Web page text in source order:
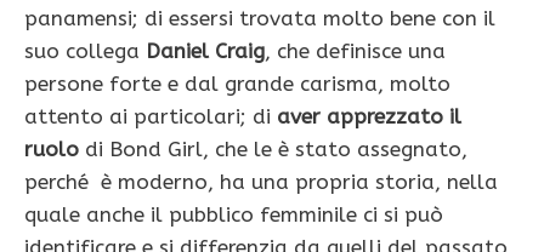
panamensi; di essersi trovata molto bene con il
suo collega Daniel Craig, che definisce una
persone forte e dal grande carisma, molto
attento ai particolari; di aver apprezzato il
ruolo di Bond Girl, che le è stato assegnato,
perché è moderno, ha una propria storia, nella
quale anche il pubblico femminile ci si può